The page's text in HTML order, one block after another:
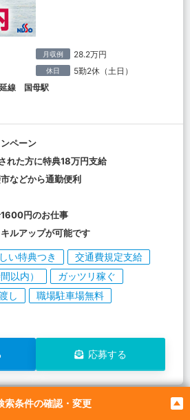
索条件の確認・変更
月収例 28.2万円
休日 5勤2休（土日）
延線 国母駅
ペーン
れた方に特典18万円支給
などから通勤便利
円のお仕事
ルアップが可能です
い特典つき
交通費規定支給
以内）
ガッツリ稼ぐ
し
職場駐車場無料
応募する